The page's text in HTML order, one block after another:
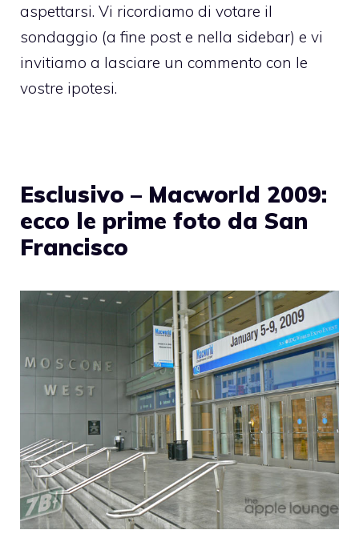
aspettarsi. Vi ricordiamo di votare il
sondaggio (a fine post e nella sidebar) e vi
invitiamo a lasciare un commento con le
vostre ipotesi.
Esclusivo – Macworld 2009:
ecco le prime foto da San
Francisco